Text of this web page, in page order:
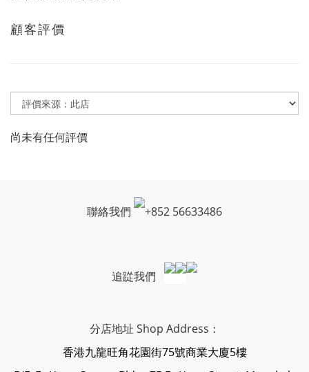
顧客評價
尚未有任何評價
聯絡我們 +852 56633486
追踨我們
分店地址 Shop Address：
香港九龍旺角花園街75號商業大廈5樓